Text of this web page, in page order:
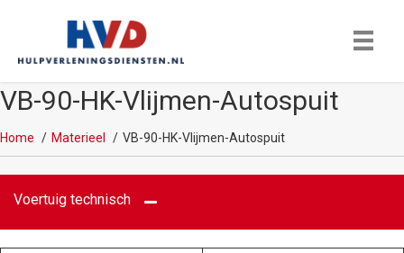
VB-90-HK-Vlijmen-Autospuit
Home Materieel VB-90-HK-Vlijmen-Autospuit
Voertuig technisch